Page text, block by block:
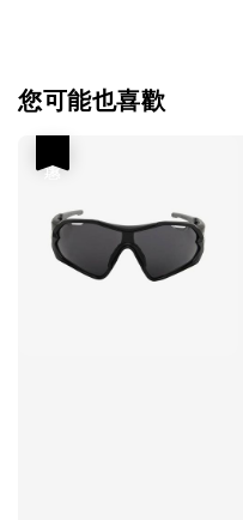
您可能也喜歡